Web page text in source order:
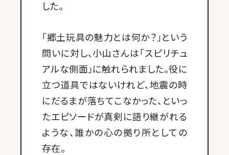
した。
「郷土玩具の魅力とは何か？」という
問いに対し、小山さんは「スピリチュ
アルな側面」に触れられました。役に
立つ道具ではないけれど、地震の時
にだるまが落ちてこなかった、といっ
たエピソードが真剣に語り継がれる
ような、誰かの心の拠り所としての
存在。